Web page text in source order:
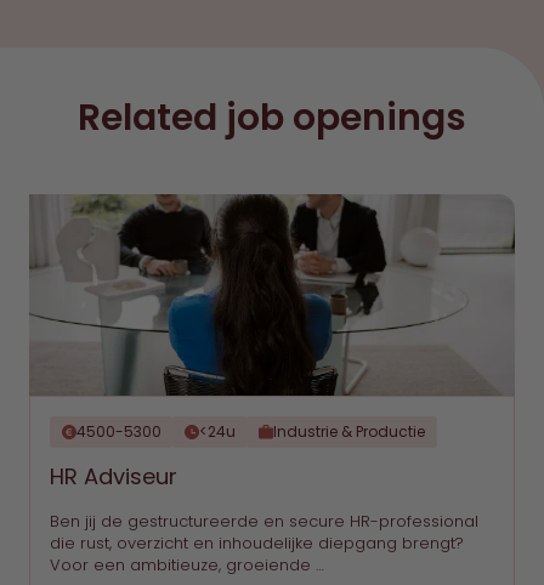
Related job openings
4500-5300 <24u Industrie & Productie
HR Adviseur
Ben jij de gestructureerde en secure HR-professional
die rust, overzicht en inhoudelijke diepgang brengt?
Voor een ambitieuze, groeiende …